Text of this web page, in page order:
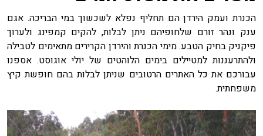
הכנרת ועמק הירדן הם תחליף נפלא לשכשוך במי הבריכה. אגם
ענק ונהר זורם שלחופיהם ניתן לבלות, להקים קמפינג ולערוך
פיקניק בחיק הטבע. מימי הכנרת והירדן הקרירים מתאימים לטבילה
ולהתרעננות למטיילים בימים הלוהטים של יולי אוגוסט. אספנו
עבורכם את כל האתרים הרטובים שניתן לבלות בהם חופשת קיץ
משפחתית.